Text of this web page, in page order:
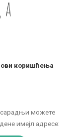
сарадњи можете
имејл адресе:
коришћења